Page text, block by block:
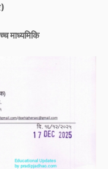
माध्यमिकि